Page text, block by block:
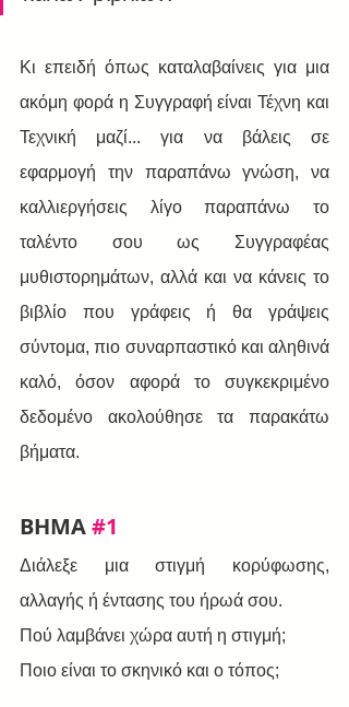
Κι επειδή όπως καταλαβαίνεις για μια
ακόμη φορά η Συγγραφή είναι Τέχνη και
Τεχνική μαζί... για να βάλεις σε
εφαρμογή την παραπάνω γνώση, να
καλλιεργήσεις λίγο παραπάνω το
ταλέντο σου ως Συγγραφέας
μυθιστορημάτων, αλλά και να κάνεις το
βιβλίο που γράφεις ή θα γράψεις
σύντομα, πιο συναρπαστικό και αληθινά
καλό, όσον αφορά το συγκεκριμένο
δεδομένο ακολούθησε τα παρακάτω
βήματα.
BHMA #1
Διάλεξε μια στιγμή κορύφωσης,
αλλαγής ή έντασης του ήρωά σου.
Πού λαμβάνει χώρα αυτή η στιγμή;
Ποιο είναι το σκηνικό και ο τόπος;